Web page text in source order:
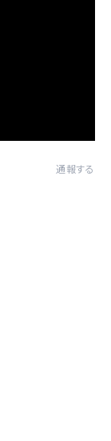
通報する